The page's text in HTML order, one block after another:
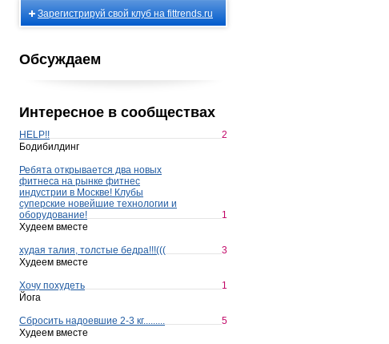
Зарегистрируй свой клуб на fittrends.ru
Обсуждаем
Интересное в сообществах
HELP!!
2
Бодибилдинг
Ребята открывается два новых
фитнеса на рынке фитнес
индустрии в Москве! Клубы
суперские новейшие технологии и
оборудование!
1
Худеем вместе
худая талия, толстые бедра!!!(((
3
Худеем вместе
Хочу похудеть
1
Йога
Сбросить надоевшие 2-3 кг.........
5
Худеем вместе